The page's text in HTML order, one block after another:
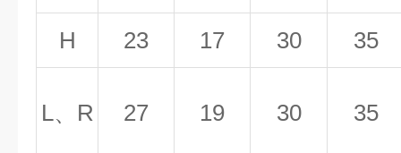
H 23 17 30 35
L、R 27 19 30 35